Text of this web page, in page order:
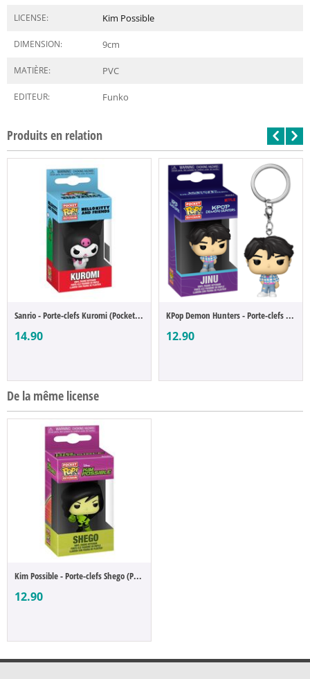
LICENSE: Kim Possible
DIMENSION: 9cm
MATIÈRE: PVC
EDITEUR: Funko
Produits en relation
Sanrio - Porte-clefs Kuromi (Pocket POP)
14.90
KPop Demon Hunters - Porte-clefs Jinu, Sa...
12.90
De la même license
Kim Possible - Porte-clefs Shego (Pocket ...
12.90